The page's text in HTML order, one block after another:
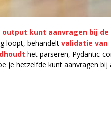
kunt aanvragen bij de
loopt, behandelt validatie van
het parseren, Pydantic-
je hetzelfde kunt aanvragen bij